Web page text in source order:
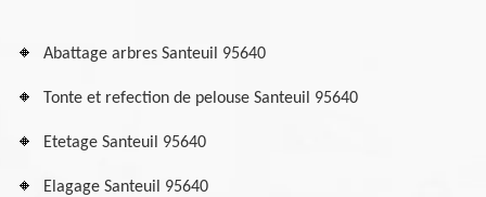
Abattage arbres Santeuil 95640
Tonte et refection de pelouse Santeuil 95640
Etetage Santeuil 95640
Elagage Santeuil 95640